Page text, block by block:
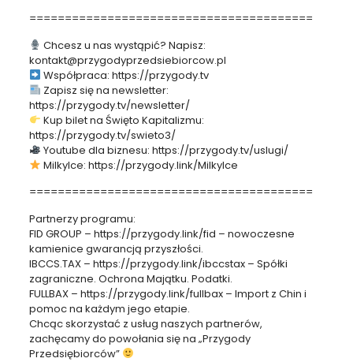
========================================
Chcesz u nas wystąpić? Napisz:
kontakt@przygodyprzedsiebiorcow.pl
Współpraca: https://przygody.tv
Zapisz się na newsletter:
https://przygody.tv/newsletter/
Kup bilet na Święto Kapitalizmu:
https://przygody.tv/swieto3/
Youtube dla biznesu: https://przygody.tv/uslugi/
MilkyIce: https://przygody.link/MilkyIce
========================================
Partnerzy programu:
FID GROUP – https://przygody.link/fid – nowoczesne
kamienice gwarancją przyszłości.
IBCCS.TAX – https://przygody.link/ibccstax – Spółki
zagraniczne. Ochrona Majątku. Podatki.
FULLBAX – https://przygody.link/fullbax – Import z Chin i
pomoc na każdym jego etapie.
Chcąc skorzystać z usług naszych partnerów,
zachęcamy do powołania się na „Przygody
Przedsiębiorców”